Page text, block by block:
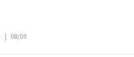
| 08/03